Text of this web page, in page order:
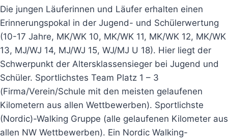
Die jungen Läuferinnen und Läufer erhalten einen
Erinnerungspokal in der Jugend- und Schülerwertung
(10-17 Jahre, MK/WK 10, MK/WK 11, MK/WK 12, MK/WK
13, MJ/WJ 14, MJ/WJ 15, WJ/MJ U 18). Hier liegt der
Schwerpunkt der Altersklassensieger bei Jugend und
Schüler. Sportlichstes Team Platz 1 – 3
(Firma/Verein/Schule mit den meisten gelaufenen
Kilometern aus allen Wettbewerben). Sportlichste
(Nordic)-Walking Gruppe (alle gelaufenen Kilometer aus
allen NW Wettbewerben). Ein Nordic Walking-